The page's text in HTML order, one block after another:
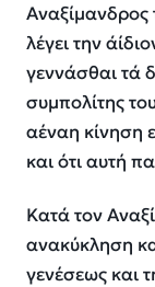
Αναξίμανδρος
λέγει την
γεννάσθαι τά
συμπολίτης
αέναη κίνηση
και ότι αυτή
Κατά τον
ανακύκληση
γενέσεως και